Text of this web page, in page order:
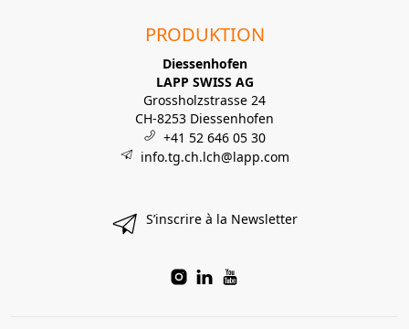
PRODUKTION
Diessenhofen
LAPP SWISS AG
Grossholzstrasse 24
CH-8253 Diessenhofen
+41 52 646 05 30
info.tg.ch.lch@lapp.com
S’inscrire à la Newsletter